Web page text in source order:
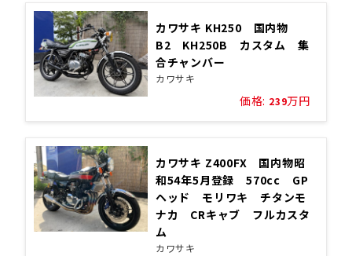
カワサキ KH250 国内物
B2 KH250B カスタム 集
合チャンバー
カワサキ
価格: 239万円
カワサキ Z400FX 国内物昭
和54年5月登録 570cc GP
ヘッド モリワキ チタンモ
ナカ CRキャブ フルカスタ
ム
カワサキ